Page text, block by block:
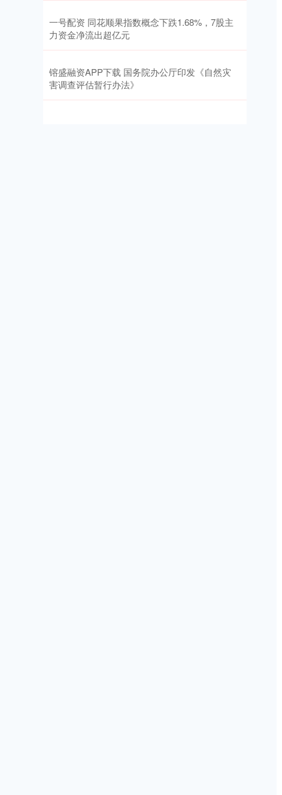
一号配资 同花顺果指数概念下跌1.68%，7股主
力资金净流出超亿元
镕盛融资APP下载 国务院办公厅印发《自然灾
害调查评估暂行办法》